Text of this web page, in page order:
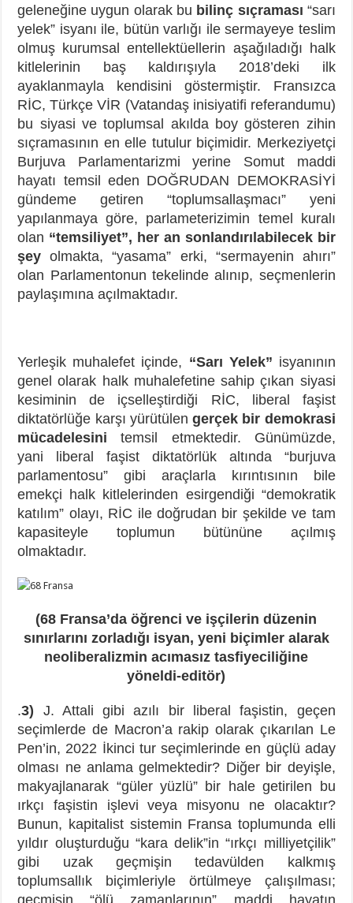
geleneğine uygun olarak bu bilinç sıçraması “sarı
yelek” isyanı ile, bütün varlığı ile sermayeye teslim
olmuş kurumsal entellektüellerin aşağıladığı halk
kitlelerinin baş kaldırışıyla 2018’deki ilk
ayaklanmayla kendisini göstermiştir. Fransızca
RİC, Türkçe VİR (Vatandaş inisiyatifi referandumu)
bu siyasi ve toplumsal akılda boy gösteren zihin
sıçramasının en elle tutulur biçimidir. Merkeziyetçi
Burjuva Parlamentarizmi yerine Somut maddi
hayatı temsil eden DOĞRUDAN DEMOKRASİYİ
gündeme getiren “toplumsallaşmacı” yeni
yapılanmaya göre, parlameterizimin temel kuralı
olan “temsiliyet”, her an sonlandırılabilecek bir
şey olmakta, “yasama” erki, “sermayenin ahırı”
olan Parlamentonun tekelinde alınıp, seçmenlerin
paylaşımına açılmaktadır.
Yerleşik muhalefet içinde, “Sarı Yelek” isyanının
genel olarak halk muhalefetine sahip çıkan siyasi
kesiminin de içselleştirdiği RİC, liberal faşist
diktatörlüğe karşı yürütülengerçek bir demokrasi
mücadelesini temsil etmektedir. Günümüzde,
yani liberal faşist diktatörlük altında “burjuva
parlamentosu” gibi araçlarla kırıntısının bile
emekçi halk kitlelerinden esirgendiği “demokratik
katılım” olayı, RİC ile doğrudan bir şekilde ve tam
kapasiteyle toplumun bütününe açılmış
olmaktadır.
(68 Fransa’da öğrenci ve işçilerin düzenin
sınırlarını zorladığı isyan, yeni biçimler alarak
neoliberalizmin acımasız tasfiyeciliğine
yöneldi-editör)
.3) J. Attali gibi azılı bir liberal faşistin, geçen
seçimlerde de Macron’a rakip olarak çıkarılan Le
Pen’in, 2022 İkinci tur seçimlerinde en güçlü aday
olması ne anlama gelmektedir? Diğer bir deyişle,
makyajlanarak “güler yüzlü” bir hale getirilen bu
ırkçı faşistin işlevi veya misyonu ne olacaktır?
Bunun, kapitalist sistemin Fransa toplumunda elli
yıldır oluşturduğu “kara delik”in “ırkçı milliyetçilik”
gibi uzak geçmişin tedavülden kalkmış
toplumsallık biçimleriyle örtülmeye çalışılması;